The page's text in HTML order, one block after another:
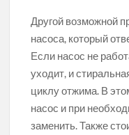
Другой возможной
насоса, который
Если насос не
уходит, и
циклу отжима. В
насос и при
заменить. Также